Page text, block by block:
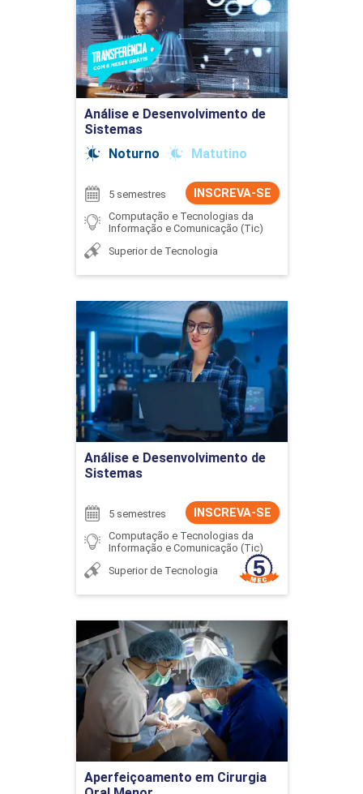
Análise e Desenvolvimento de
Sistemas
Noturno
Matutino
INSCREVA-SE
5 semestres
Computação e Tecnologias da
Informação e Comunicação (Tic)
Superior de Tecnologia
Detalhes do curso
Ir para Inscrição
Análise e Desenvolvimento de
Sistemas
INSCREVA-SE
5 semestres
Computação e Tecnologias da
Informação e Comunicação (Tic)
Superior de Tecnologia
Análise e Desenvolvimento
de Sistemas
Detalhes do curso
Ir para Inscrição
Aperfeiçoamento em Cirurgia
Aperfeiçoamento em
Cirurgia Oral Menor
Detalhes do curso
Ir para Inscrição